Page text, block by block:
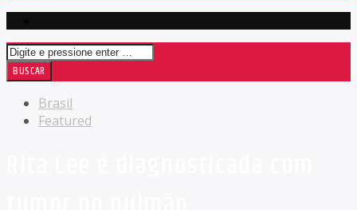
Brasil
Featured